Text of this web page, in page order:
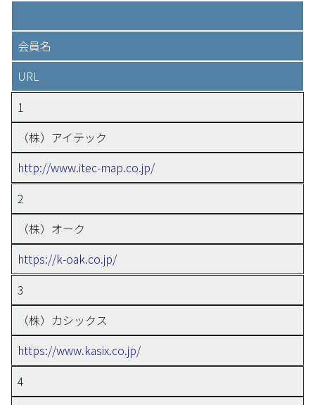
会員名
URL
1
（株）アイテック
http://www.itec-map.co.jp/
2
（株）オーク
https://k-oak.co.jp/
3
（株）カシックス
https://www.kasix.co.jp/
4